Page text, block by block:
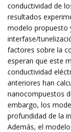
conductividad de
resultados
modelo propuesto
interfase/
factores sobre la
esperan que este
conductividad
anteriores han
nanocompuestos
embargo, los
profundidad de la
Además, el